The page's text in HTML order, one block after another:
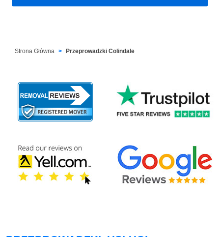
Strona Główna Przeprowadzki Colindale